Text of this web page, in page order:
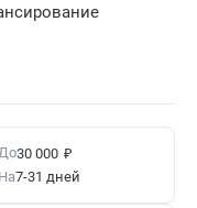
30 000 ₽
На7-31 дней